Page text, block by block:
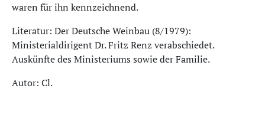
waren für ihn kennzeichnend.
Literatur: Der Deutsche Weinbau (8/1979):
Ministerialdirigent Dr. Fritz Renz verabschiedet.
Auskünfte des Ministeriums sowie der Familie.
Autor: Cl.